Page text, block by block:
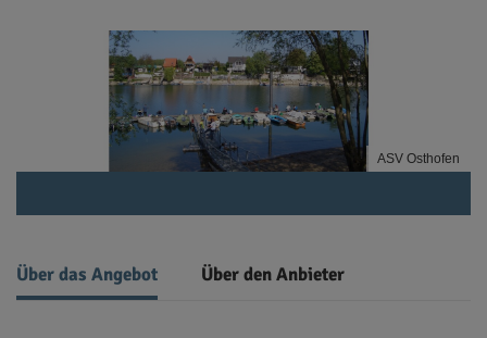
ASV Osthofen
Über das Angebot Über den Anbieter